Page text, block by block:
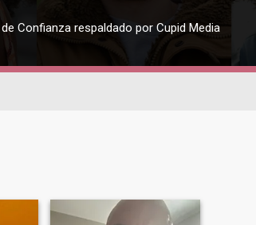
Confianza respaldado por Cupid Media